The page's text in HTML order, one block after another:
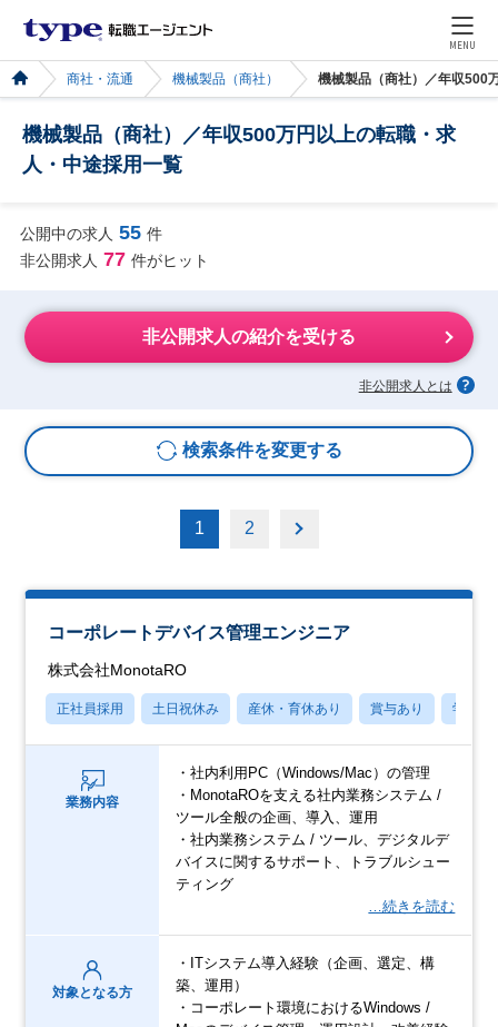
MENU
商社・流通 機械製品（商社） 機械製品（商社）／年収500
機械製品（商社）／年収500万円以上の転職・求
人・中途採用一覧
公開中の求人 55 件
非公開求人 77 件がヒット
非公開求人の紹介を受ける
非公開求人とは
検索条件を変更する
1 2
コーポレートデバイス管理エンジニア
株式会社MonotaRO
正社員採用 土日祝休み 産休・育休あり 賞与あり 学歴不
業務内容
・社内利用PC（Windows/Mac）の管理
・MonotaROを支える社内業務システム /
ツール全般の企画、導入、運用
・社内業務システム / ツール、デジタルデ
バイスに関するサポート、トラブルシュー
ティング
…続きを読む
対象となる方
・ITシステム導入経験（企画、選定、構
築、運用）
・コーポレート環境におけるWindows /